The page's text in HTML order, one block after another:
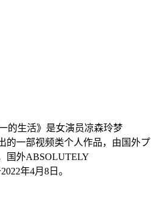
的生活》是女演员凉森玲梦
的一部视频类个人作品，由国外プ
国外ABSOLUTELY
年4月8日。